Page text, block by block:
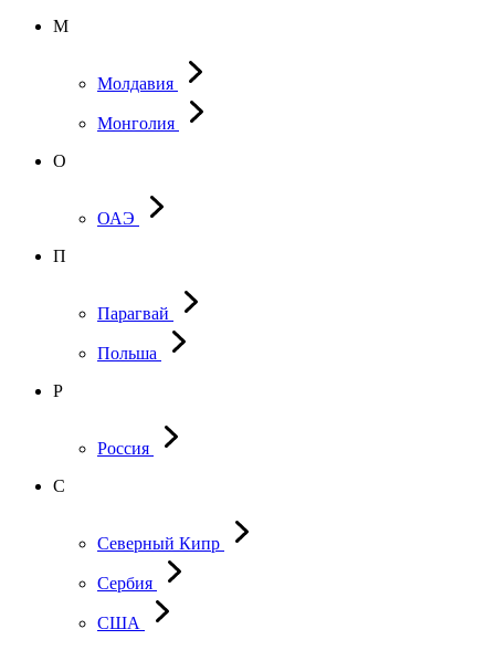
М
Молдавия
Монголия
О
ОАЭ
П
Парагвай
Польша
Р
Россия
С
Северный Кипр
Сербия
США